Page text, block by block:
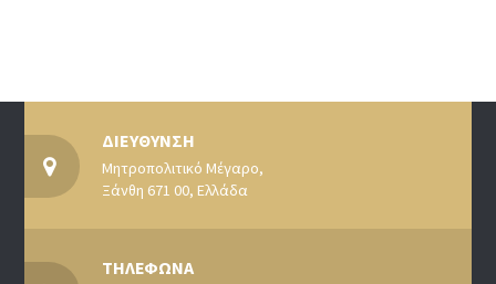
ΔΙΕΥΘΥΝΣΗ
Μητροπολιτικό Μέγαρο,
Ξάνθη 671 00, Ελλάδα
ΤΗΛΕΦΩΝΑ